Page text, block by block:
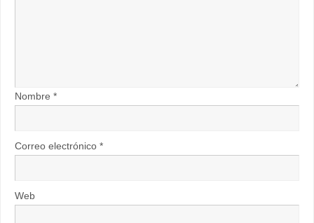
Nombre*
Correo electrónico*
Web